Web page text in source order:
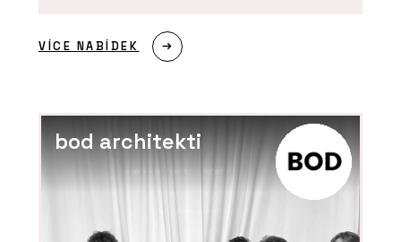
Restaurace coby designová loď u
řeky Moravy
VÍCE NABÍDEK
bod architekti